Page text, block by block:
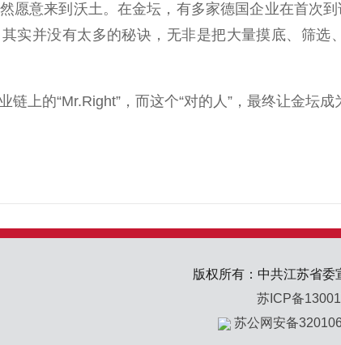
愿意来到沃土。在金坛，有多家德国企业在首次
实并没有太多的秘诀，无非是把大量摸底、筛
的“Mr.Right”，而这个“对的人”，最终让金坛成
版权所有：中共江苏省
苏ICP备
苏公网安备